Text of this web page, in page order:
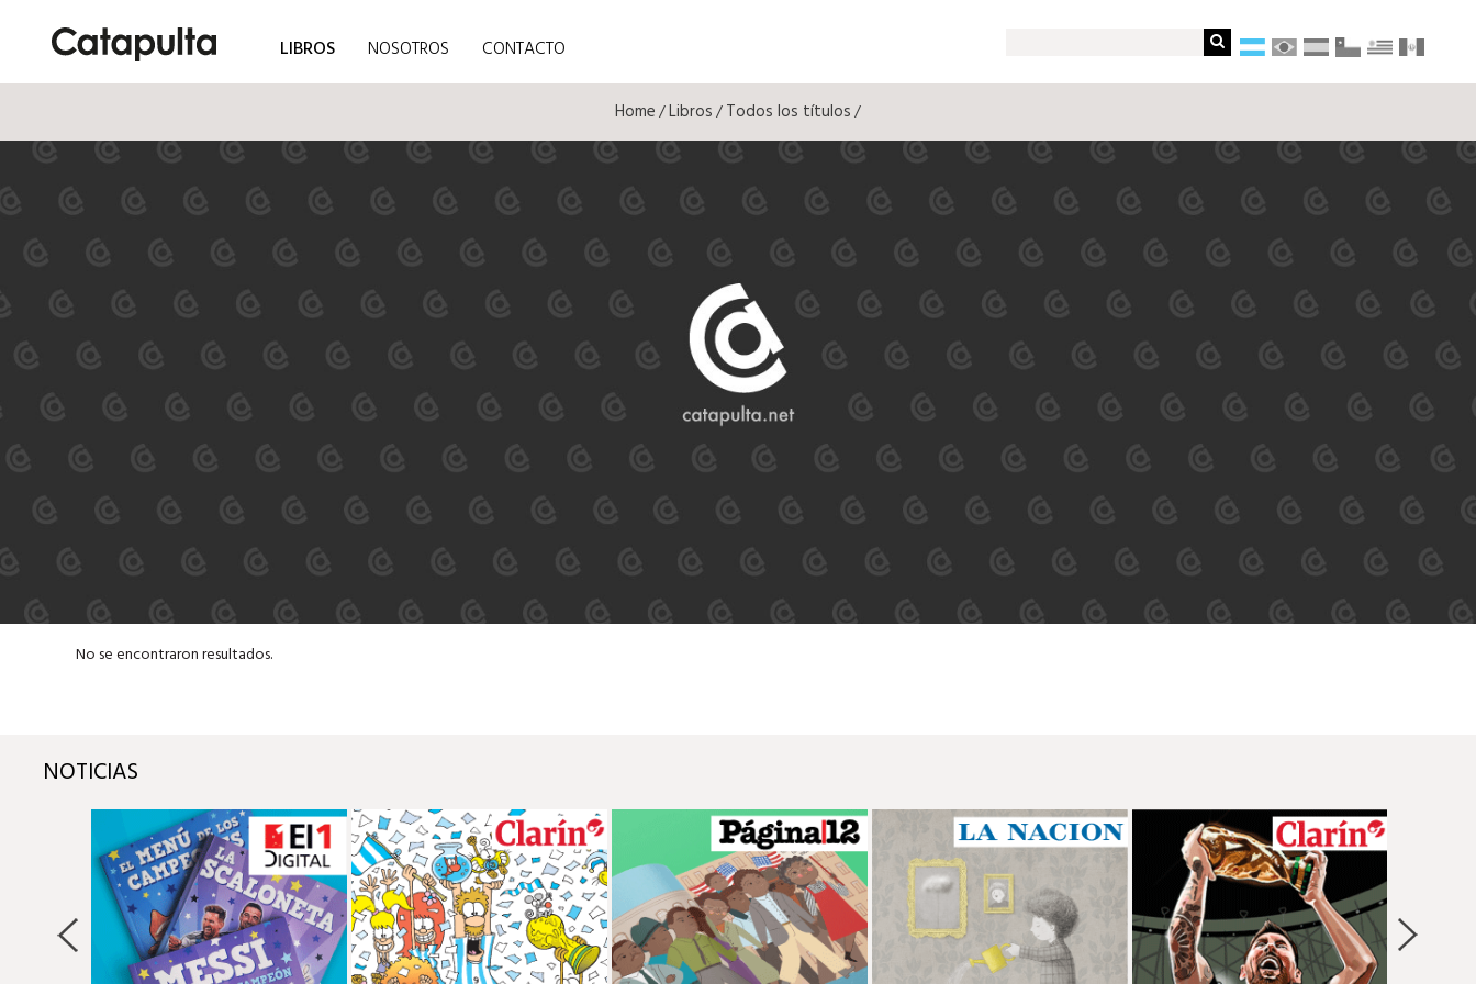
LIBROS NOSOTROS CONTACTO
Home/Libros/Todos los títulos/
No se encontraron resultados.
NOTICIAS